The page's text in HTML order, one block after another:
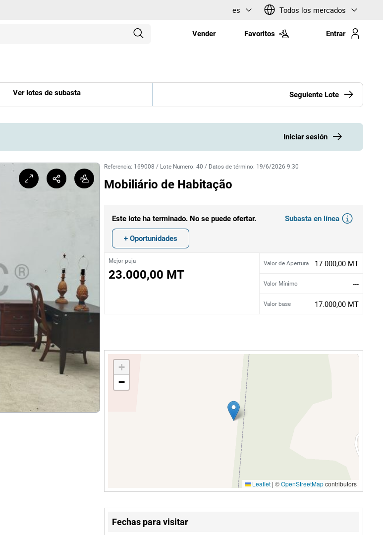
es Todos los mercados
Vender Favoritos Entrar
Ver lotes de subasta Seguiente Lote
Iniciar sesión
Referencia: 169008 / Lote Numero:40 / Datos de término: 19/6/2026 9:30
Mobiliário de Habitação
Este lote ha terminado. No se puede ofertar. Subasta en línea
+ Oportunidades
Mejor puja
23.000,00 MT
Valor de Apertura 17.000,00 MT
Valor Mínimo ---
Valor base 17.000,00 MT
+
−
Leaflet | ©OpenStreetMapcontributors
Fechas para visitar